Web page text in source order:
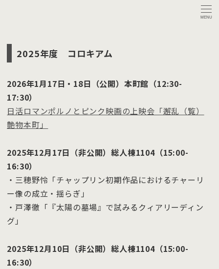
MENU
2025年度 コロキアム
2026年1月17日・18日（公開）本町館（12:30-
17:30）
日活ロマンポルノとピンク映画の上映会「邂乱（覧）
艶物本町」
2025年12月17日（非公開）総人棟1104（15:00-
16:30）
・三穂野怜「チャップリン初期作品におけるチャーリ
ー像の成立・揺らぎ」
・戸澤徹「『太陽の墓場』で試みるクィアリーディン
グ」
2025年12月10日（非公開）総人棟1104（15:00-
16:30）